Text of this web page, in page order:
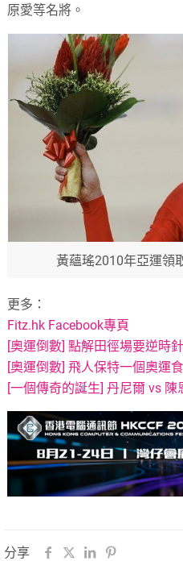
原愛等名將。
黃蘊瑤2010年亞運領
更多：
Fitz.hk Facebook專頁
[奧運倒數] 點解田徑場要逆時
[奧運倒數] 飛人保特一個奧運
[一個傳奇的誕生] 丹尼爾 vs
分享